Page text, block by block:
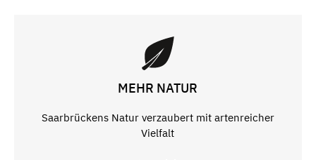
MEHR NATUR
Saarbrückens Natur verzaubert mit artenreicher
Vielfalt